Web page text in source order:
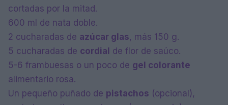
cortadas por la mitad.
600 ml de nata doble.
2 cucharadas de azúcar glas, más 150 g.
5 cucharadas de cordial de flor de saúco.
5-6 frambuesas o un poco de gel colorante
alimentario rosa.
Un pequeño puñado de pistachos (opcional),